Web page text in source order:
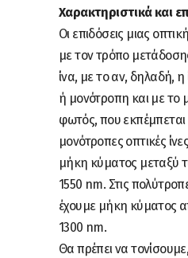
Χαρακτηριστικά και
Οι επιδόσεις μιας
με τον τρόπο
ίνα, με το αν, δηλαδή, η
ή μονότροπη και με το
φωτός, που
μονότροπες οπτικές
μήκη κύματος μεταξύ
1550 nm. Στις
έχουμε μήκη κύματος
1300 nm.
Θα πρέπει να